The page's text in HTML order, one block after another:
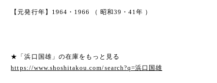
【元発行年】1964・1966 （ 昭和39・41年 ）
★「浜口国雄」の在庫をもっと見る
https://www.shoshitakou.com/search?q=浜口国雄